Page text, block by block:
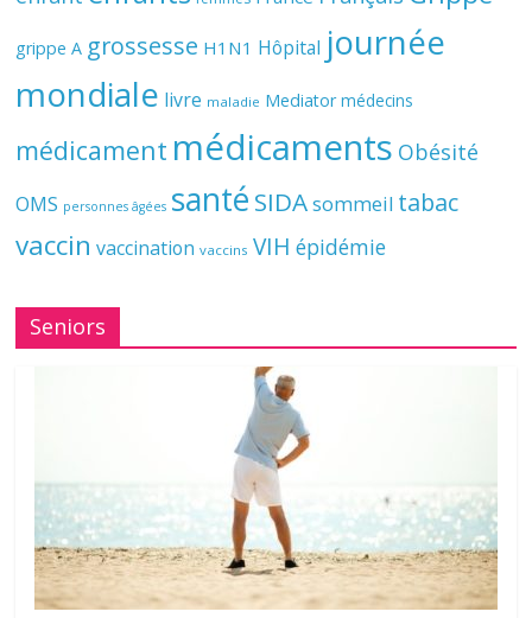
grippe A grossesse H1N1 Hôpital journée
mondiale livre maladie Mediator médecins
médicament médicaments Obésité
OMS personnes âgées santé SIDAsommeil tabac
vaccin vaccination vaccins VIH épidémie
Seniors